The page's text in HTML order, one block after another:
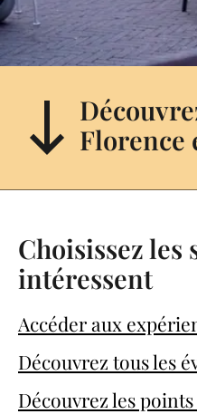
Florence
Choisissez les
intéressent
Accéder aux
Découvrez tous les
Découvrez les